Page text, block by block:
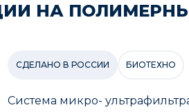
НА
СДЕЛАНО В РОССИИ БИОТЕХНО
Система микро-